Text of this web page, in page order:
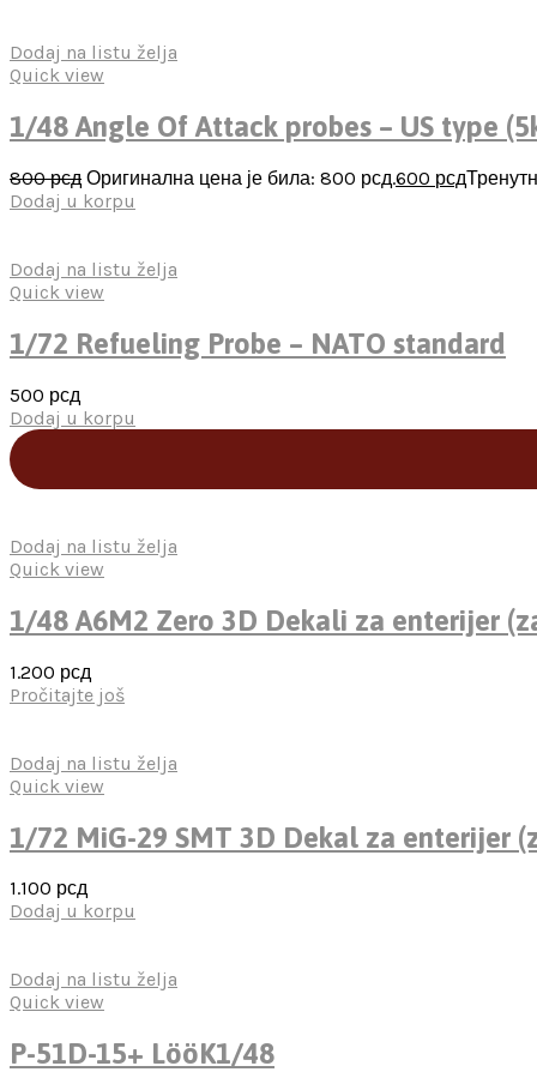
Dodaj na listu želja
Quick view
1/48 Angle Of Attack probes – US type
800рсд Оригинална цена је била: 800 рсд.600 рсд
Dodaj u korpu
Dodaj na listu želja
Quick view
1/72 Refueling Probe – NATO standard
500 рсд
Dodaj u korpu
Dodaj na listu želja
Quick view
1/48 A6M2 Zero 3D Dekali za enterijer
1.200 рсд
Pročitajte još
Dodaj na listu želja
Quick view
1/72 MiG-29 SMT 3D Dekal za enterijer
1.100 рсд
Dodaj u korpu
Dodaj na listu želja
Quick view
P-51D-15+ LööK1/48